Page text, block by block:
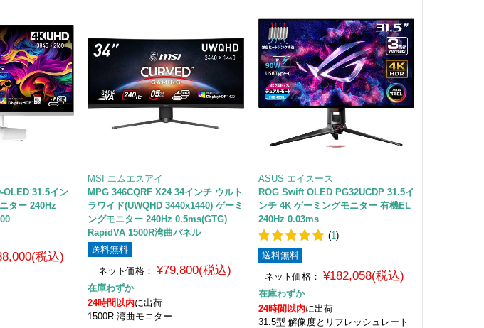
OLED 31.5イン
ター 240Hz
税込)
MSI エムエスアイ
MPG 346CQRF X24 34インチ ウルト
ラワイド(UWQHD 3440x1440) ゲーミ
ングモニター 240Hz 0.5ms(GTG)
RapidVA 1500R湾曲パネル
送料無料
ネット価格： ¥79,800(税込)
在庫わずか
24時間以内に出荷
1500R 湾曲モニター
ASUS エイスース
ROG Swift OLED PG32UCDP 31.5イ
ンチ 4K ゲーミングモニター 有機EL
240Hz 0.03ms
(1)
送料無料
ネット価格：
¥182,058(税込)
在庫わずか
24時間以内に出荷
31.5型 解像度とリフレッシュレート